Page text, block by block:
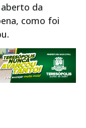
da
como foi